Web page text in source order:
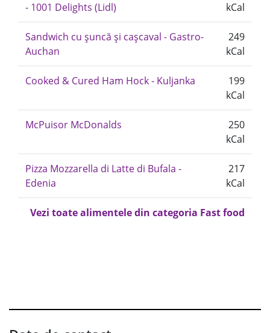
- 1001 Delights (Lidl)
kCal
Sandwich cu șuncă și cașcaval - Gastro-
Auchan
249
kCal
Cooked & Cured Ham Hock - Kuljanka
199
kCal
McPuisor McDonalds
250
kCal
Pizza Mozzarella di Latte di Bufala -
Edenia
217
kCal
Vezi toate alimentele din categoria Fast food